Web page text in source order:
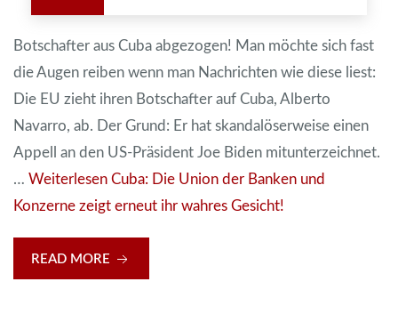
Botschafter aus Cuba abgezogen! Man möchte sich fast
die Augen reiben wenn man Nachrichten wie diese liest:
Die EU zieht ihren Botschafter auf Cuba, Alberto
Navarro, ab. Der Grund: Er hat skandalöserweise einen
Appell an den US-Präsident Joe Biden mitunterzeichnet.
… Weiterlesen Cuba: Die Union der Banken und
Konzerne zeigt erneut ihr wahres Gesicht!
READ MORE